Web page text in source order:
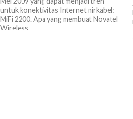
untuk konektivitas Internet nirkabel:
MiFi 2200. Apa yang membuat Novatel
Wireless...